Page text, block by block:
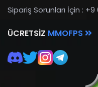
Sipariş Sorunları İçin :
ÜCRETSIZ MMOFPS